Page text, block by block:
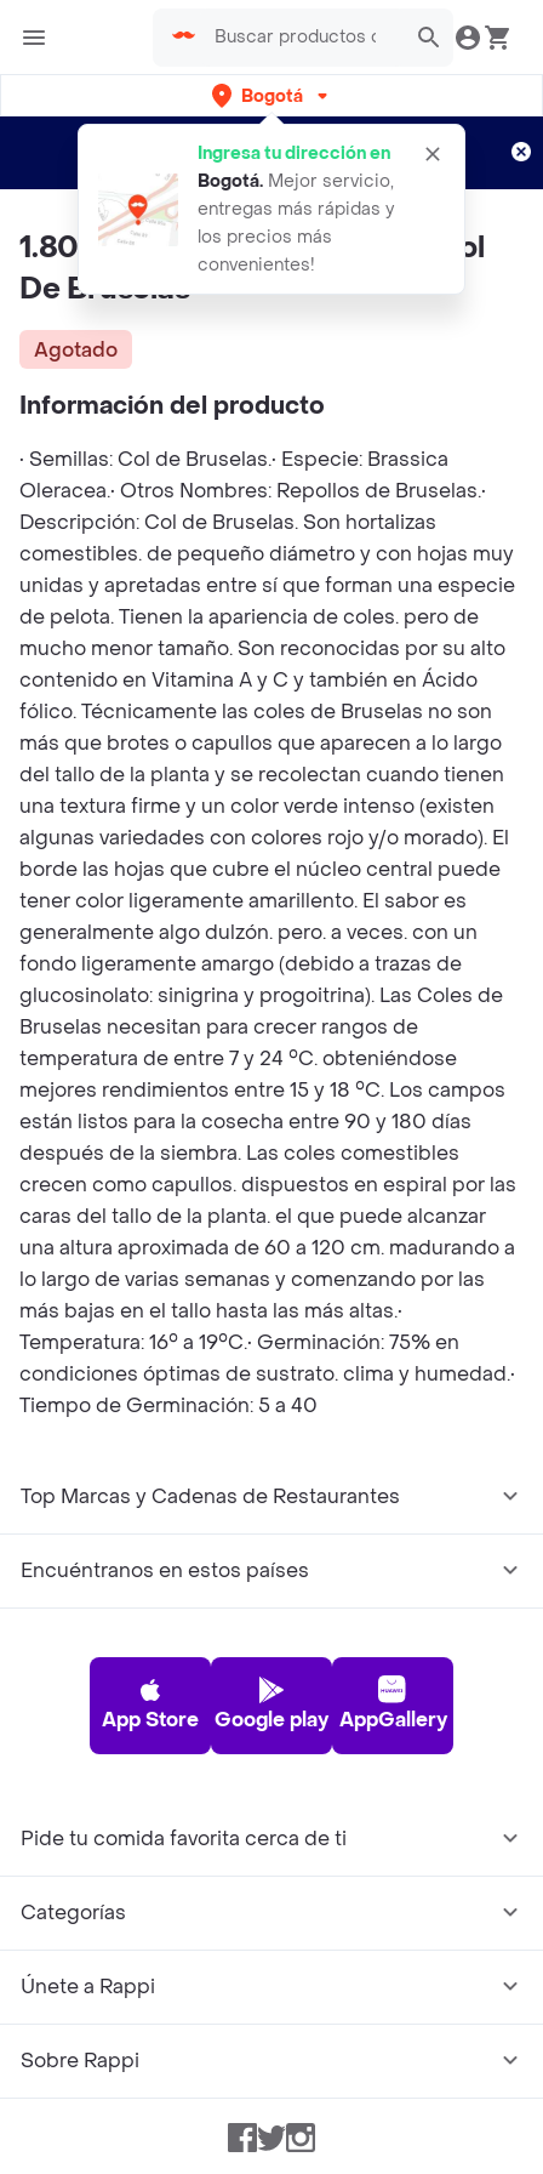
Bogotá
Ingresa tu dirección en
Bogotá. Mejor servicio,
entregas más rápidas y
los precios más
convenientes!
envíos gratis por semanas
Aplican TyC
1.800 Semillas Orgánicas De Col
De Bruselas
Agotado
Información del producto
• Semillas: Col de Bruselas.• Especie: Brassica
Oleracea.• Otros Nombres: Repollos de Bruselas.•
Descripción: Col de Bruselas. Son hortalizas
comestibles. de pequeño diámetro y con hojas muy
unidas y apretadas entre sí que forman una especie
de pelota. Tienen la apariencia de coles. pero de
mucho menor tamaño. Son reconocidas por su alto
contenido en Vitamina A y C y también en Ácido
fólico. Técnicamente las coles de Bruselas no son
más que brotes o capullos que aparecen a lo largo
del tallo de la planta y se recolectan cuando tienen
una textura firme y un color verde intenso (existen
algunas variedades con colores rojo y/o morado). El
borde las hojas que cubre el núcleo central puede
tener color ligeramente amarillento. El sabor es
generalmente algo dulzón. pero. a veces. con un
fondo ligeramente amargo (debido a trazas de
glucosinolato: sinigrina y progoitrina). Las Coles de
Bruselas necesitan para crecer rangos de
temperatura de entre 7 y 24 °C. obteniéndose
mejores rendimientos entre 15 y 18 °C. Los campos
están listos para la cosecha entre 90 y 180 días
después de la siembra. Las coles comestibles
crecen como capullos. dispuestos en espiral por las
caras del tallo de la planta. el que puede alcanzar
una altura aproximada de 60 a 120 cm. madurando a
lo largo de varias semanas y comenzando por las
más bajas en el tallo hasta las más altas.•
Temperatura: 16° a 19°C.• Germinación: 75% en
condiciones óptimas de sustrato. clima y humedad.•
Tiempo de Germinación: 5 a 40
Top Marcas y Cadenas de Restaurantes
Encuéntranos en estos países
App Store Google play AppGallery
Pide tu comida favorita cerca de ti
Categorías
Únete a Rappi
Sobre Rappi
Facebook
TwitterInstagram